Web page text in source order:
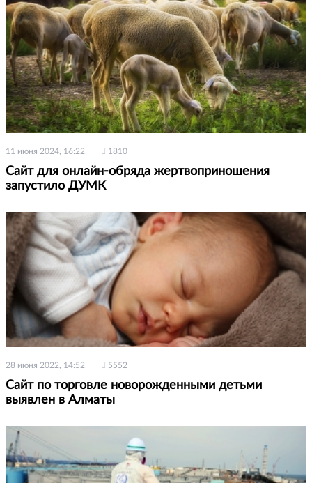
11 июня 2024, 16:22 1810
Сайт для онлайн-обряда жертвоприношения
запустило ДУМК
28 июня 2022, 14:52 5552
Сайт по торговле новорожденными детьми
выявлен в Алматы